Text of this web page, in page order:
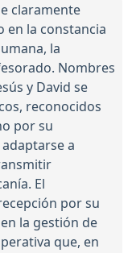
claramente
en la constancia
la
Nombres
y David se
reconocidos
por su
a
El
por su
la gestión de
que, en